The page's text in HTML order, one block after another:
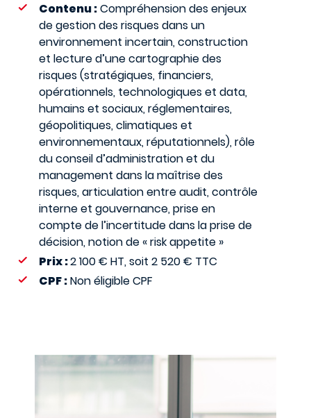
Contenu :Compréhension des enjeux
de gestion des risques dans un
environnement incertain, construction
et lecture d’une cartographie des
risques (stratégiques, financiers,
opérationnels, technologiques et data,
humains et sociaux, réglementaires,
géopolitiques, climatiques et
environnementaux, réputationnels), rôle
du conseil d’administration et du
management dans la maîtrise des
risques, articulation entre audit, contrôle
interne et gouvernance, prise en
compte de l’incertitude dans la prise de
décision, notion de « risk appetite »
Prix :2 100 € HT, soit 2 520 € TTC
CPF :Non éligible CPF